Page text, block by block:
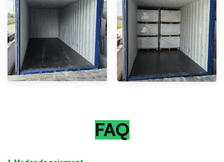
FAQ